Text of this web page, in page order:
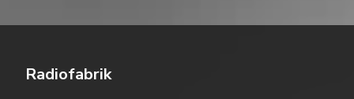
Radiofabrik